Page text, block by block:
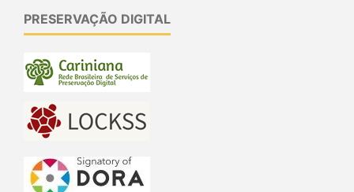
PRESERVAÇÃO DIGITAL